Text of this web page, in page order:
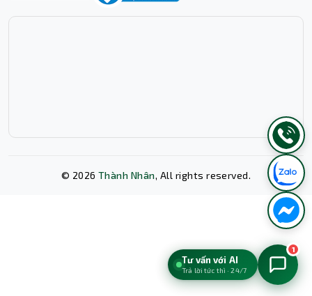
© 2026 Thành Nhân, All rights reserved.
Tư vấn với AI
Trả lời tức thì · 24/7
1